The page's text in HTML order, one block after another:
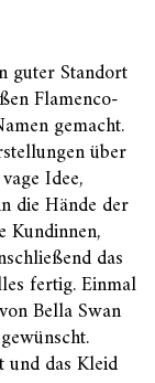
guter Standort
Flamenco-
gemacht.
über
Idee,
die Hände der
Kundinnen,
das
fertig. Einmal
Bella Swan
und das Kleid